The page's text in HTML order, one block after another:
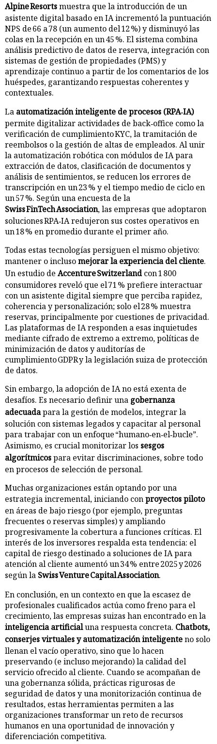
Alpine Resortsmuestra que la introducción de un
asistente digital basado en IA incrementó la puntuación
NPS de 66 a 78 (un aumento del 12 %) y disminuyó las
colas en la recepción en un 45 %. El sistema combina
análisis predictivo de datos de reserva, integración con
sistemas de gestión de propiedades (PMS) y
aprendizaje continuo a partir de los comentarios de los
huéspedes, garantizando respuestas coherentes y
contextuales.
La automatización inteligente de procesos (RPA‑IA)
permite digitalizar actividades de back‑office como la
verificación de cumplimiento KYC, la tramitación de
reembolsos o la gestión de altas de empleados. Al unir
la automatización robótica con módulos de IA para
extracción de datos, clasificación de documentos y
análisis de sentimientos, se reducen los errores de
transcripción en un 23 % y el tiempo medio de ciclo en
un 57 %. Según una encuesta de la
Swiss FinTech Association, las empresas que adoptaron
soluciones RPA‑IA redujeron sus costes operativos en
un 18 % en promedio durante el primer año.
Todas estas tecnologías persiguen el mismo objetivo:
mantener o inclusomejorar la experiencia del cliente.
Un estudio de Accenture Switzerlandcon 1 800
consumidores reveló que el 71 % prefiere interactuar
con un asistente digital siempre que perciba rapidez,
coherencia y personalización; solo el 28 % muestra
reservas, principalmente por cuestiones de privacidad.
Las plataformas de IA responden a esas inquietudes
mediante cifrado de extremo a extremo, políticas de
minimización de datos y auditorías de
cumplimiento GDPR y la legislación suiza de protección
de datos.
Sin embargo, la adopción de IA no está exenta de
desafíos. Es necesario definir una gobernanza
adecuadapara la gestión de modelos, integrar la
solución con sistemas legados y capacitar al personal
para trabajar con un enfoque “humano‑en‑el‑bucle”.
Asimismo, es crucial monitorizar los sesgos
algorítmicospara evitar discriminaciones, sobre todo
en procesos de selección de personal.
Muchas organizaciones están optando por una
estrategia incremental, iniciando conproyectos piloto
en áreas de bajo riesgo (por ejemplo, preguntas
frecuentes o reservas simples) y ampliando
progresivamente la cobertura a funciones críticas. El
interés de los inversores respalda esta tendencia: el
capital de riesgo destinado a soluciones de IA para
atención al cliente aumentó un 34 % entre 2025 y 2026
según la Swiss Venture Capital Association.
En conclusión, en un contexto en que la escasez de
profesionales cualificados actúa como freno para el
crecimiento, las empresas suizas han encontrado en la
inteligencia artificialuna respuesta concreta. Chatbots,
conserjes virtuales y automatización inteligenteno solo
llenan el vacío operativo, sino que lo hacen
preservando (e incluso mejorando) la calidad del
servicio ofrecido al cliente. Cuando se acompañan de
una gobernanza sólida, prácticas rigurosas de
seguridad de datos y una monitorización continua de
resultados, estas herramientas permiten a las
organizaciones transformar un reto de recursos
humanos en una oportunidad de innovación y
diferenciación competitiva.